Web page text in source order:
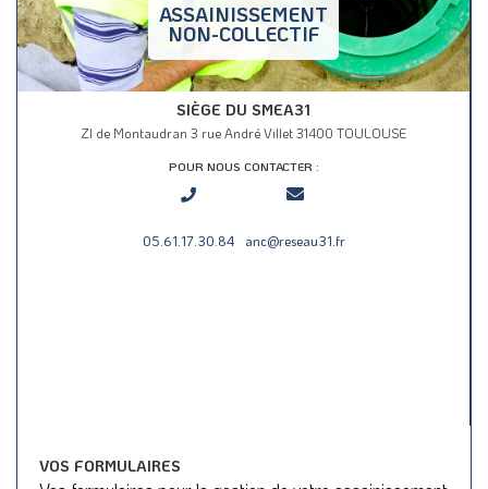
ASSAINISSEMENT
NON-COLLECTIF
SIÈGE DU SMEA31
ZI de Montaudran 3 rue André Villet 31400 TOULOUSE
POUR NOUS CONTACTER :
05.61.17.30.84 anc@reseau31.fr
VOS FORMULAIRES